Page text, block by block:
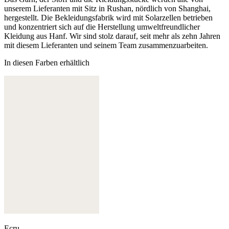
unserem Lieferanten mit Sitz in Rushan, nördlich von Shanghai,
hergestellt. Die Bekleidungsfabrik wird mit Solarzellen betrieben
und konzentriert sich auf die Herstellung umweltfreundlicher
Kleidung aus Hanf. Wir sind stolz darauf, seit mehr als zehn Jahren
mit diesem Lieferanten und seinem Team zusammenzuarbeiten.
In diesen Farben erhältlich